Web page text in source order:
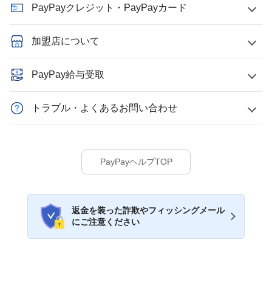
PayPayクレジット・PayPayカード
加盟店について
PayPay給与受取
トラブル・よくあるお問い合わせ
PayPayヘルプTOP
返金を装った詐欺やフィッシングメール
にご注意ください